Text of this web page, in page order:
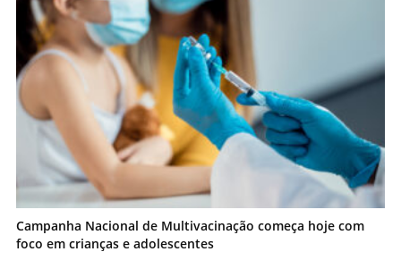
Campanha Nacional de Multivacinação começa hoje com
foco em crianças e adolescentes